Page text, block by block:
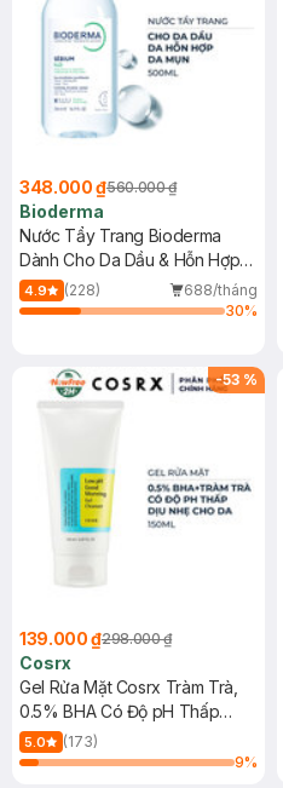
348.000 ₫560.000 ₫
Bioderma
Nước Tẩy Trang Bioderma
Dành Cho Da Dầu & Hỗn Hợp
500ml
4.9 (228)
688/tháng
30%
-53 %
139.000 ₫298.000 ₫
Cosrx
Gel Rửa Mặt Cosrx Tràm Trà,
0.5% BHA Có Độ pH Thấp
150ml
5.0
(173)
9%